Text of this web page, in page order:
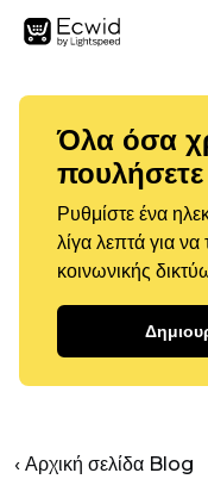
Όλα όσα
Ρυθμίστε ένα
λίγα λεπτά για
κοινωνικής
‹ Αρχική σελίδα Blog